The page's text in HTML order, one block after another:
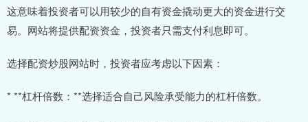
这意味着投资者可以用较少的自有资金撬动更大的资金进行交
易。网站将提供配资资金，投资者只需支付利息即可。
选择配资炒股网站时，投资者应考虑以下因素：
* **杠杆倍数：**选择适合自己风险承受能力的杠杆倍数。